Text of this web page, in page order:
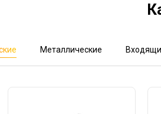
Металлические